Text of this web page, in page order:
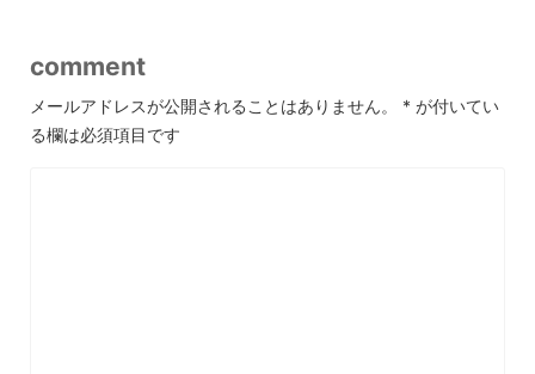
comment
メールアドレスが公開されることはありません。 * が付いてい
る欄は必須項目です